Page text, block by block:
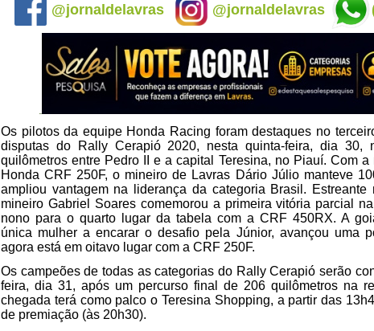
@jornaldelavras @jornaldelavras
Os pilotos da equipe Honda Racing foram destaques no
disputas do Rally Cerapió 2020, nesta quinta-feira, dia 30,
quilômetros entre Pedro II e a capital Teresina, no Piauí. Com a
Honda CRF 250F, o mineiro de Lavras Dário Júlio manteve
ampliou vantagem na liderança da categoria Brasil. Estreante
mineiro Gabriel Soares comemorou a primeira vitória parcial
nono para o quarto lugar da tabela com a CRF 450RX. A
única mulher a encarar o desafio pela Júnior, avançou uma
agora está em oitavo lugar com a CRF 250F.
Os campeões de todas as categorias do Rally Cerapió serão
feira, dia 31, após um percurso final de 206 quilômetros na
chegada terá como palco o Teresina Shopping, a partir das
de premiação (às 20h30).